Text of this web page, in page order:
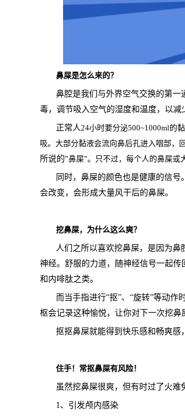
鼻屎是怎么来的？
鼻腔是我们与外界空气交换的第
毒，调节吸入空气的湿度和温度，以减
正常人24小时要分泌500~1000ml的
吸。大部分黏液会流向鼻后孔进入咽部，
所说的”鼻屎”。只不过，每个人的鼻屎或
同时，鼻屎的颜色也是健康的信
会改变，会形成大量风干后的鼻屎。
挖鼻屎，为什么这么爽？
人们之所以喜欢挖鼻屎，是因为
神经。舒服的力道，随神经信号一起
和内啡肽之类。
而当手指进行“抠”、“旋转”等动
枢会记录这种愉悦，让你对下一次挖鼻
抠抠鼻屎就能得到快乐感和畅爽感
住手！常抠鼻屎有风险！
虽然挖鼻屎很爽，但有时过了火难
1、引发颅内感染